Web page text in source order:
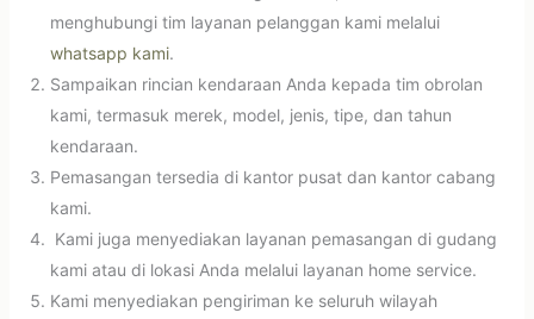
menghubungi tim layanan pelanggan kami melalui
whatsapp kami.
Sampaikan rincian kendaraan Anda kepada tim obrolan
kami, termasuk merek, model, jenis, tipe, dan tahun
kendaraan.
Pemasangan tersedia di kantor pusat dan kantor cabang
kami.
Kami juga menyediakan layanan pemasangan di gudang
kami atau di lokasi Anda melalui layanan home service.
Kami menyediakan pengiriman ke seluruh wilayah